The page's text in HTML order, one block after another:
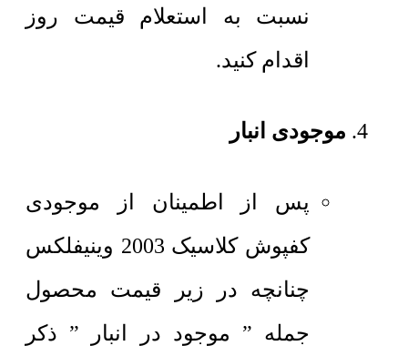
نسبت به استعلام قیمت روز
اقدام کنید.
موجودی انبار
پس از اطمینان از موجودی
کفپوش کلاسیک 2003 وینیفلکس
چنانچه در زیر قیمت محصول
جمله ” موجود در انبار ” ذکر